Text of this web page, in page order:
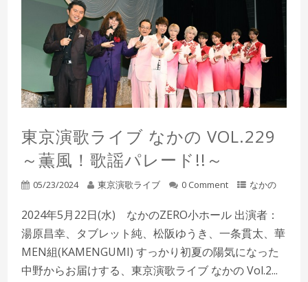
東京演歌ライブ なかの VOL.229
～薫風！歌謡パレード!!～
05/23/2024 東京演歌ライブ 0 Comment なかの
2024年5月22日(水) なかのZERO小ホール 出演者：
湯原昌幸、タブレット純、松阪ゆうき、一条貫太、華
MEN組(KAMENGUMI) すっかり初夏の陽気になった
中野からお届けする、東京演歌ライブ なかの Vol.2...